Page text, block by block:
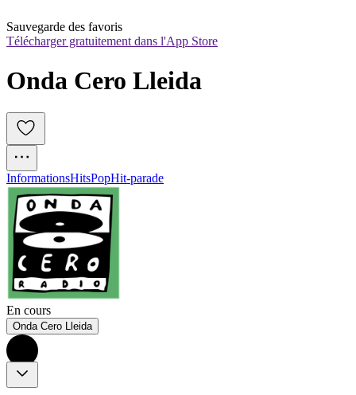
Sauvegarde des favoris
Télécharger gratuitement dans l'App Store
Onda Cero Lleida
InformationsHitsPopHit-parade
En cours
Onda Cero Lleida